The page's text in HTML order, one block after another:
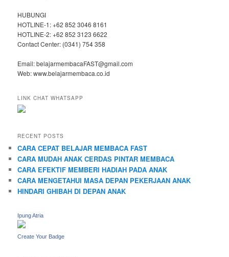
HUBUNGI
HOTLINE-1: +62 852 3046 8161
HOTLINE-2: +62 852 3123 6622
Contact Center: (0341) 754 358
Email: belajarmembacaFAST@gmail.com
Web: www.belajarmembaca.co.id
LINK CHAT WHATSAPP
RECENT POSTS
CARA CEPAT BELAJAR MEMBACA FAST
CARA MUDAH ANAK CERDAS PINTAR MEMBACA
CARA EFEKTIF MEMBERI HADIAH PADA ANAK
CARA MENGETAHUI MASA DEPAN PEKERJAAN ANAK
HINDARI GHIBAH DI DEPAN ANAK
Ipung Atria
Create Your Badge